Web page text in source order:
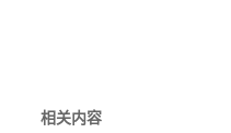
相关内容